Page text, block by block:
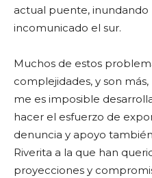
actual puente, inundando
incomunicado el sur.
Muchos de estos
complejidades, y son
me es imposible
hacer el esfuerzo de
denuncia y apoyo
Riverita a la que han
proyecciones y